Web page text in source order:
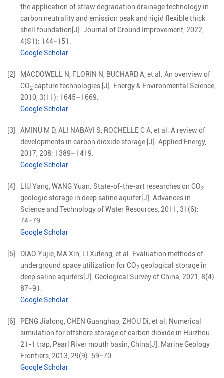
the application of straw degradation drainage technology in
carbon neutrality and emission peak and rigid flexible thick
shell foundation[J]. Journal of Ground Improvement, 2022,
4(S1): 144−151 .
Google Scholar
[2] MACDOWELL N, FLORIN N, BUCHARDA,et al . An overview of
CO2 capture technologies [J]. Energy & Environmental Science,
2010, 3(11): 1645–1669.
Google Scholar
[3] AMINU M D,ALI NABAVI S, ROCHELLEC A,et al . A review of
developments in carbon dioxide storage [J]. Applied Energy,
2017, 208: 1389–1419.
Google Scholar
[4] LIUYang,WANGYuan. State-of-the-art researches on CO2
geologic storage in deep saline aquifer[J]. Advances in
Science and Technology of Water Resources, 2011, 31 (6):
74−79.
Google Scholar
[5] DIAO Yujie, MAXin, LI Xufeng,et al . Evaluation methods of
underground space utilization for CO2 geological storage in
deep saline aquifers[J]. Geological Survey of China, 2021,8(4):
87−91 .
Google Scholar
[6] PENGJialong,CHEN Guanghao,ZHOU Di,et al . Numerical
simulation for offshore storage of carbon dioxide in Huizhou
21-1 trap, Pearl River mouth basin, China[J]. Marine Geology
Frontiers, 2013, 29(9): 59−70.
Google Scholar